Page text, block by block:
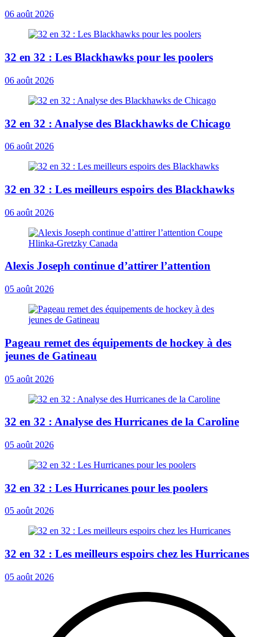
06 août 2026
32 en 32 : Les Blackhawks pour les poolers
06 août 2026
32 en 32 : Analyse des Blackhawks de Chicago
06 août 2026
32 en 32 : Les meilleurs espoirs des Blackhawks
06 août 2026
Alexis Joseph continue d’attirer l’attention
05 août 2026
Pageau remet des équipements de hockey à des
jeunes de Gatineau
05 août 2026
32 en 32 : Analyse des Hurricanes de la Caroline
05 août 2026
32 en 32 : Les Hurricanes pour les poolers
05 août 2026
32 en 32 : Les meilleurs espoirs chez les Hurricanes
05 août 2026